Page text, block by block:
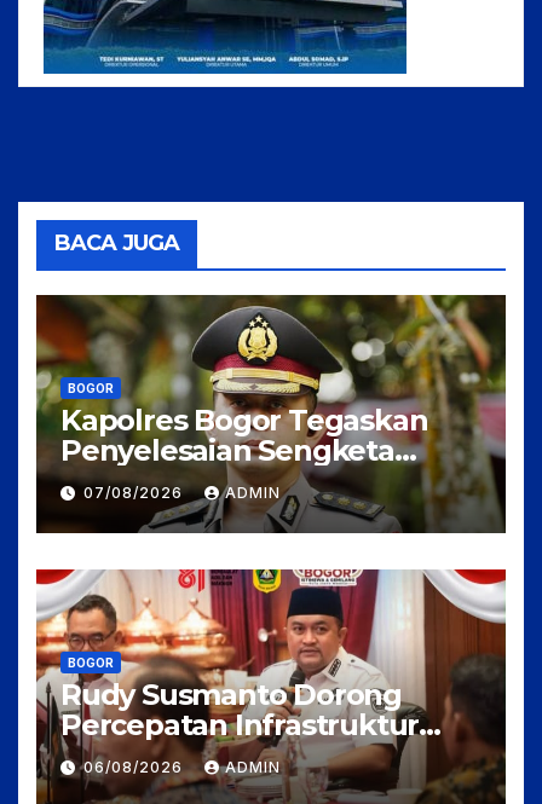
BACA JUGA
BOGOR
Kapolres Bogor Tegaskan
Penyelesaian Sengketa
Tanah Tamansari Harus
Lewat Jalur Hukum Damai
07/08/2026 ADMIN
BOGOR
Rudy Susmanto Dorong
Percepatan Infrastruktur
untuk Menarik Investasi ke
Kabupaten Bogor
06/08/2026 ADMIN